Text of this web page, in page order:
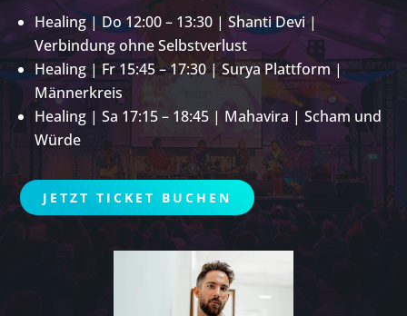
Healing | Do 12:00 – 13:30 | Shanti Devi |
Verbindung ohne Selbstverlust
Healing | Fr 15:45 – 17:30 | Surya Plattform |
Männerkreis
Healing | Sa 17:15 – 18:45 | Mahavira | Scham und
Würde
JETZT TICKET BUCHEN